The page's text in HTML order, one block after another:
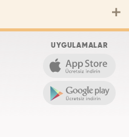
UYGULAMALAR